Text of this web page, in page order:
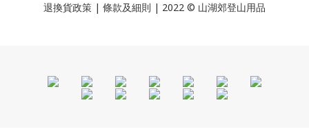
退換貨政策 | 條款及細則 | 2022 © 山湖郊登山用品